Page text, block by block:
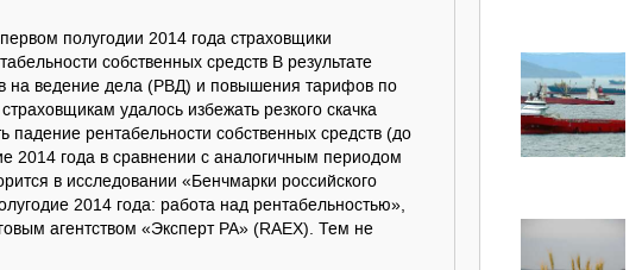
полугодии 2014 года страховщики
собственных средств В результате
на ведение дела (РВД) и повышения тарифов по
удалось избежать резкого скачка
падение рентабельности собственных средств (до
2014 года в сравнении с аналогичным периодом
в исследовании «Бенчмарки российского
2014 года: работа над рентабельностью»,
агентством «Эксперт РА» (RAEX). Тем не